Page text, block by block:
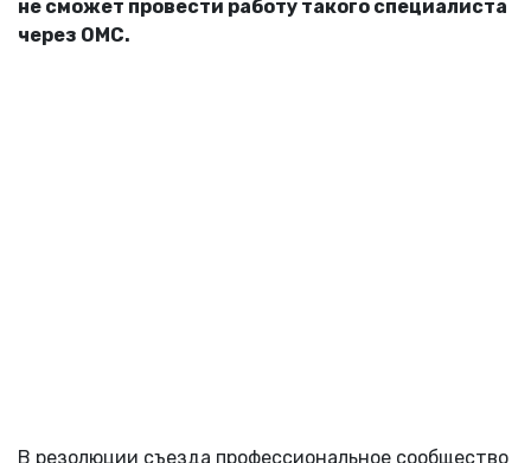
не сможет провести работу такого специалиста
через ОМС.
В резолюции съезда профессиональное сообщество